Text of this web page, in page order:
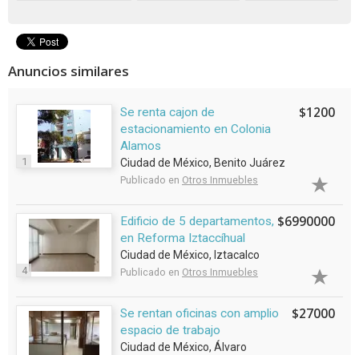
Anuncios similares
1
Se renta cajon de
estacionamiento en Colonia
Alamos
Ciudad de México, Benito Juárez
Publicado en Otros Inmuebles
$1200
4
Edificio de 5 departamentos,
en Reforma Iztaccíhual
Ciudad de México, Iztacalco
Publicado en Otros Inmuebles
$6990000
Se rentan oficinas con amplio
espacio de trabajo
Ciudad de México, Álvaro
$27000